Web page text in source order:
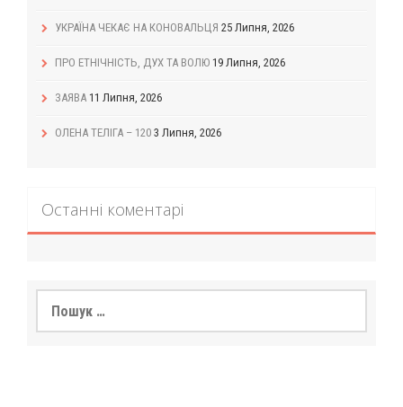
УКРАЇНА ЧЕКАЄ НА КОНОВАЛЬЦЯ 25 Липня, 2026
ПРО ЕТНІЧНІСТЬ, ДУХ ТА ВОЛЮ 19 Липня, 2026
ЗАЯВА 11 Липня, 2026
ОЛЕНА ТЕЛІГА – 120 3 Липня, 2026
Останні коментарі